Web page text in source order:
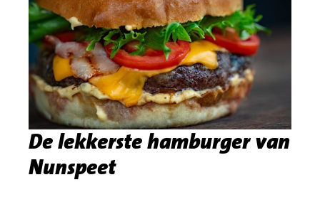
De lekkerste hamburger van
Nunspeet